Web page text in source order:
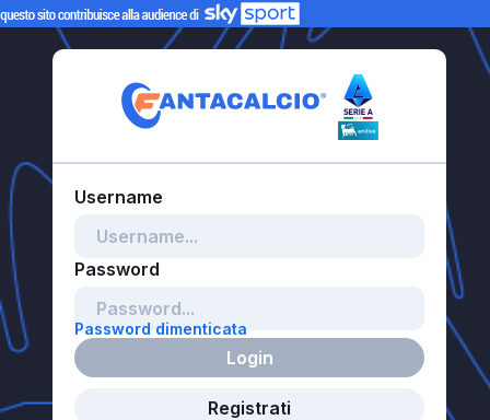
Password dimenticata
Login
Registrati